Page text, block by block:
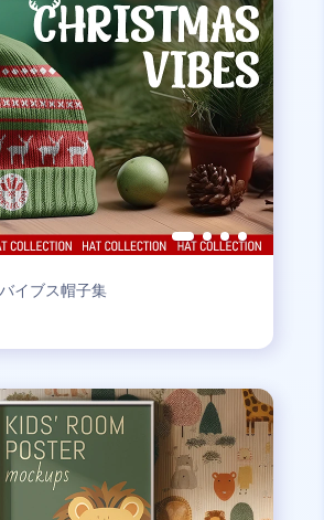
イブス帽子集